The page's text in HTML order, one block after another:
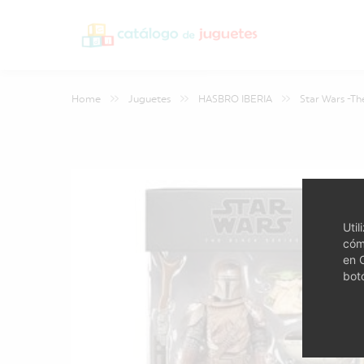
Home Juguetes HASBRO IBERIA Star Wars -
en